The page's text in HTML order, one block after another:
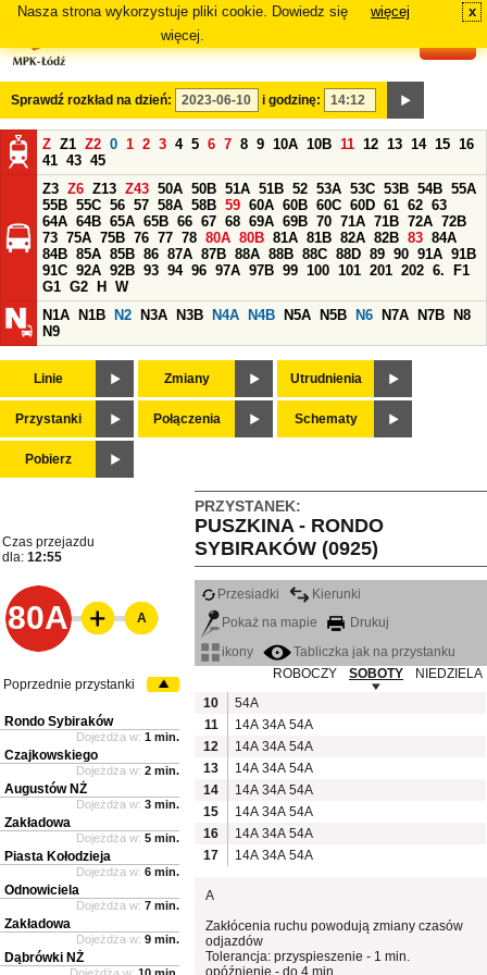
Nasza strona wykorzystuje pliki cookie. Dowiedz się
więcej.
więcej x
Sprawdź rozkład na dzień: i godzinę:
Z Z1 Z2 0 1 2 3 4 5 6 7 8 9 10A 10B 11 12 13 14 15 16
41 43 45
Z3 Z6 Z13 Z43 50A 50B 51A 51B 52 53A 53C 53B 54B 55A
55B 55C 56 57 58A 58B 59 60A 60B 60C 60D 61 62 63
64A 64B 65A 65B 66 67 68 69A 69B 70 71A 71B 72A 72B
73 75A 75B 76 77 78 80A 80B 81A 81B 82A 82B 83 84A
84B 85A 85B 86 87A 87B 88A 88B 88C 88D 89 90 91A 91B
91C 92A 92B 93 94 96 97A 97B 99 100 101 201 202 6.
F1
G1 G2 H
W
N1A
N1B N2 N3A N3B N4A N4B N5A N5B N6 N7A N7B
N8
N9
Linie Zmiany Utrudnienia
Przystanki Połączenia Schematy
Pobierz
PRZYSTANEK:
PUSZKINA - RONDO
SYBIRAKÓW (0925)
Czas przejazdu
dla: 12:55
80A
Przesiadki
Kierunki
Pokaż na mapie
Drukuj
ikony
Tabliczka jak na przystanku
ROBOCZY
SOBOTY
NIEDZIELA
10
54A
11
14A 34A 54A
12
14A 34A 54A
13
14A 34A 54A
14
14A 34A 54A
15
14A 34A 54A
16
14A 34A 54A
17
14A 34A 54A
A
Zakłócenia ruchu powodują zmiany czasów
odjazdów
Tolerancja: przyspieszenie - 1 min.
opóźnienie - do 4 min.
A
Poprzednie przystanki
Rondo Sybiraków
Dojeżdża w: 1 min.
Czajkowskiego
Dojeżdża w: 2 min.
Augustów NŻ
Dojeżdża w: 3 min.
Zakładowa
Dojeżdża w: 5 min.
Piasta Kołodzieja
Dojeżdża w: 6 min.
Odnowiciela
Dojeżdża w: 7 min.
Zakładowa
Dojeżdża w: 9 min.
Dąbrówki NŻ